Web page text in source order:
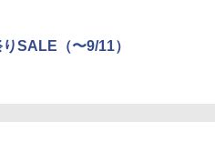
SALE（〜9/11）